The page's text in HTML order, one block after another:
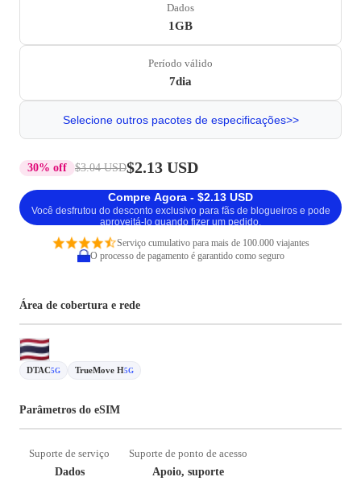
Dados
1GB
Período válido
7dia
Selecione outros pacotes de especificações>>
30% off $3.04 USD$2.13 USD
Compre Agora - $2.13 USD
Você desfrutou do desconto exclusivo para fãs de blogueiros e pode
aproveitá-lo quando fizer um pedido.
Serviço cumulativo para mais de 100.000 viajantes
O processo de pagamento é garantido como seguro
Área de cobertura e rede
DTAC5G TrueMove H5G
Parâmetros do eSIM
Suporte de serviço
Dados
Suporte de ponto de acesso
Apoio, suporte